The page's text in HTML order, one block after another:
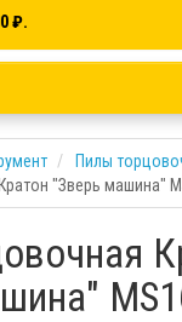
₽.
Пилы
"Зверь машина"